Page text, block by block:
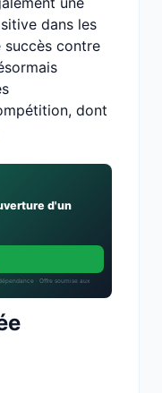
dans les
succès contre
dont
d'un
· Offre soumise aux